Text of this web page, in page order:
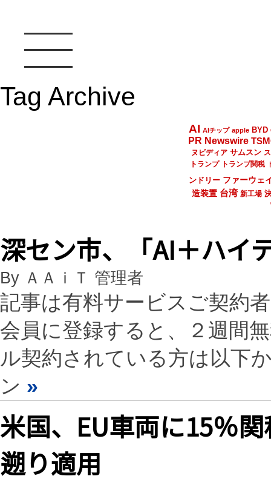
Tag Archive
AI AIチップ apple BYD
PR Newswire
ヌビディア サムスン
トランプ
トランプ関税
ンドリー ファーウェ
造装置 台湾 新工場
深セン市、「AI＋ハイ
By ＡＡｉＴ 管理者
記事は有料サービスご契約
会員に登録すると、２週間
ル契約されている方は以下
ン »
米国、EU車両に15％
遡り適用